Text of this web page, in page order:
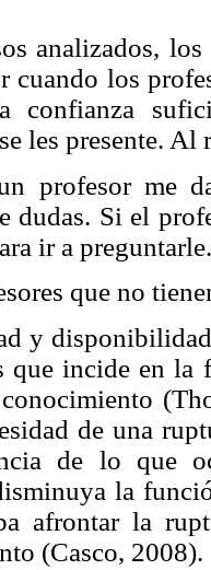
analizados,
cuando los
les presente. Al
profesor me
dudas. Si el
ir a
que no
y
que incide en la
de una
de lo que
la
afrontar la
(Casco, 2008).